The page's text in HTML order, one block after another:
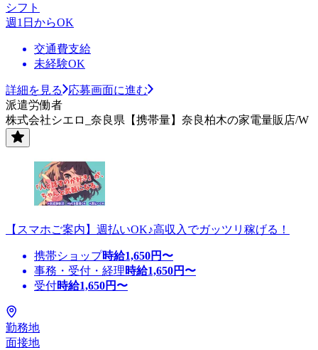
シフト
週1日からOK
交通費支給
未経験OK
詳細を見る
応募画面に進む
派遣労働者
株式会社シエロ_奈良県【携帯量】奈良柏木の家電量販店/W
【スマホご案内】週払いOK♪高収入でガッツリ稼げる！
携帯ショップ時給1,650円〜
事務・受付・経理時給1,650円〜
受付時給1,650円〜
勤務地
面接地